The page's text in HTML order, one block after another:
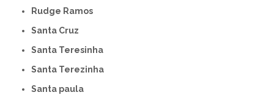
Rudge Ramos
Santa Cruz
Santa Teresinha
Santa Terezinha
Santa paula